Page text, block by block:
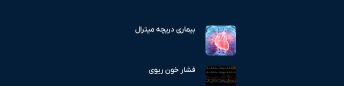
بیماری دریچه میترال
فشار خون ریوی